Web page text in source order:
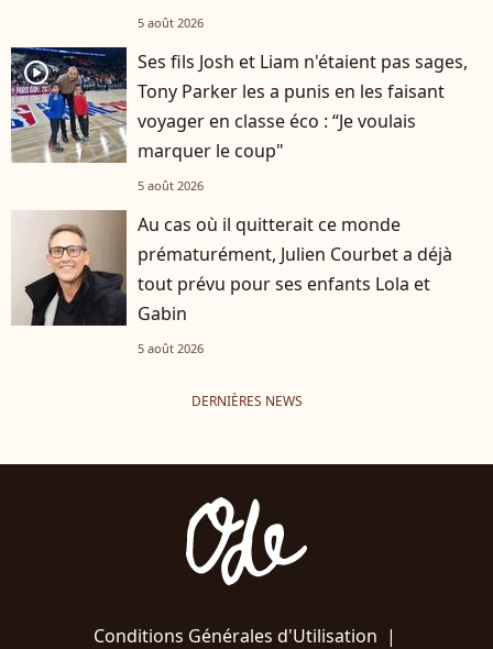
5 août 2026
player2
Ses fils Josh et Liam n'étaient pas sages,
Tony Parker les a punis en les faisant
voyager en classe éco : “Je voulais
marquer le coup"
5 août 2026
Au cas où il quitterait ce monde
prématurément, Julien Courbet a déjà
tout prévu pour ses enfants Lola et
Gabin
5 août 2026
DERNIÈRES NEWS
Conditions Générales d'Utilisation |